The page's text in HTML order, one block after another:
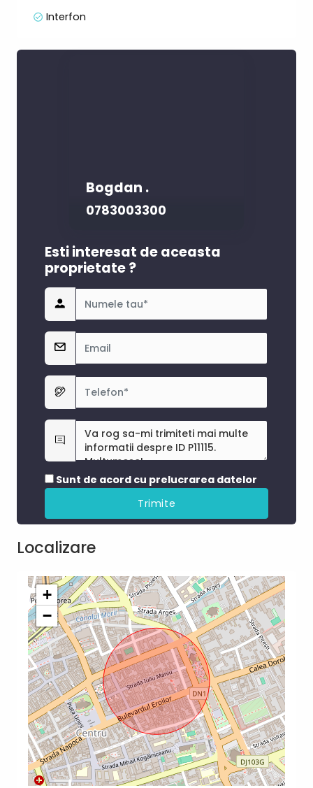
Interfon
Bogdan .
0783003300
Esti interesat de aceasta
proprietate ?
Sunt de acord cu prelucrarea datelor
Localizare
+
−